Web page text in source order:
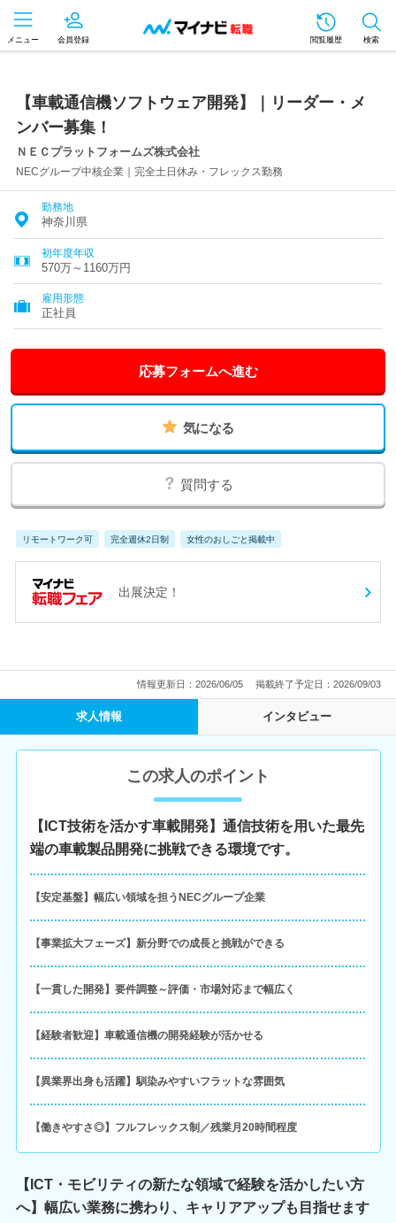
メニュー 会員登録 閲覧履歴 検索
【車載通信機ソフトウェア開発】｜リーダー・メ
ンバー募集！
ＮＥＣプラットフォームズ株式会社
NECグループ中核企業｜完全土日休み・フレックス勤務
勤務地
神奈川県
初年度年収
570万～1160万円
雇用形態
正社員
応募フォームへ進む
気になる
質問する
リモートワーク可 完全週休2日制 女性のおしごと掲載中
出展決定！
情報更新日：2026/06/05 掲載終了予定日：2026/09/03
求人情報 インタビュー
この求人のポイント
【ICT技術を活かす車載開発】通信技術を用いた最先
端の車載製品開発に挑戦できる環境です。
【安定基盤】幅広い領域を担うNECグループ企業
【事業拡大フェーズ】新分野での成長と挑戦ができる
【一貫した開発】要件調整～評価・市場対応まで幅広く
【経験者歓迎】車載通信機の開発経験が活かせる
【異業界出身も活躍】馴染みやすいフラットな雰囲気
【働きやすさ◎】フルフレックス制／残業月20時間程度
【ICT・モビリティの新たな領域で経験を活かしたい方
へ】幅広い業務に携わり、キャリアアップも目指せます